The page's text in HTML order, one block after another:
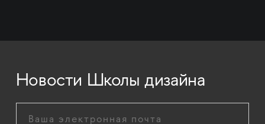
Новости Школы дизайна